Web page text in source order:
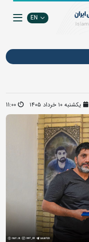
EN
یکشنبه ۱۰ خرداد ۱۴۰۵ 11:00